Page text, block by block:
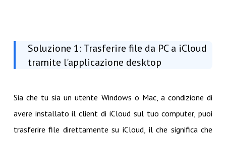
Soluzione 1: Trasferire file da PC a iCloud
tramite l'applicazione desktop
Sia che tu sia un utente Windows o Mac, a condizione di
avere installato il client di iCloud sul tuo computer, puoi
trasferire file direttamente su iCloud, il che significa che